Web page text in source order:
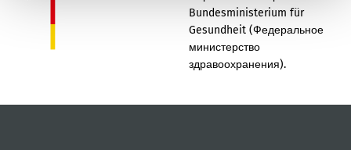
Bundesministerium für
Gesundheit (Федеральное
министерство
здравоохранения).